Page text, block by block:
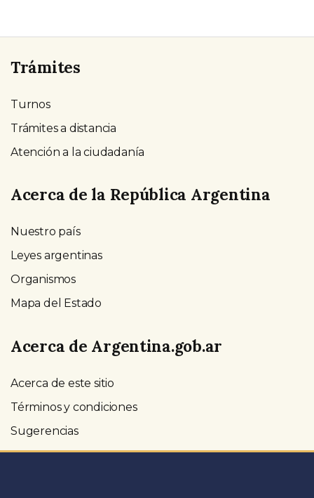
Trámites
Turnos
Trámites a distancia
Atención a la ciudadanía
Acerca de la República Argentina
Nuestro país
Leyes argentinas
Organismos
Mapa del Estado
Acerca de Argentina.gob.ar
Acerca de este sitio
Términos y condiciones
Sugerencias